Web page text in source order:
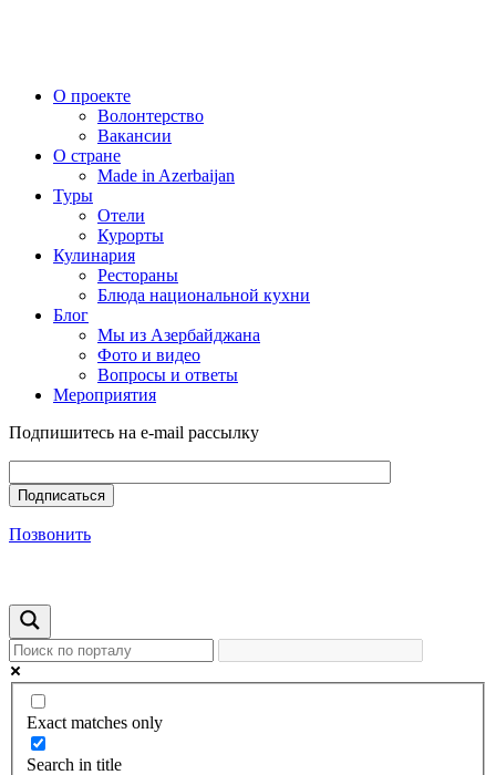
О проекте
Волонтерство
Вакансии
О стране
Made in Azerbaijan
Туры
Отели
Курорты
Кулинария
Рестораны
Блюда национальной кухни
Блог
Мы из Азербайджана
Фото и видео
Вопросы и ответы
Мероприятия
Подпишитесь на e-mail рассылку
Позвонить
Exact matches only
Search in title